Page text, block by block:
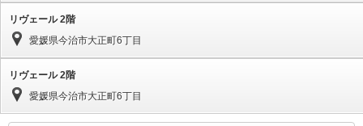
リヴェール 2階
愛媛県今治市大正町6丁目
リヴェール 2階
愛媛県今治市大正町6丁目